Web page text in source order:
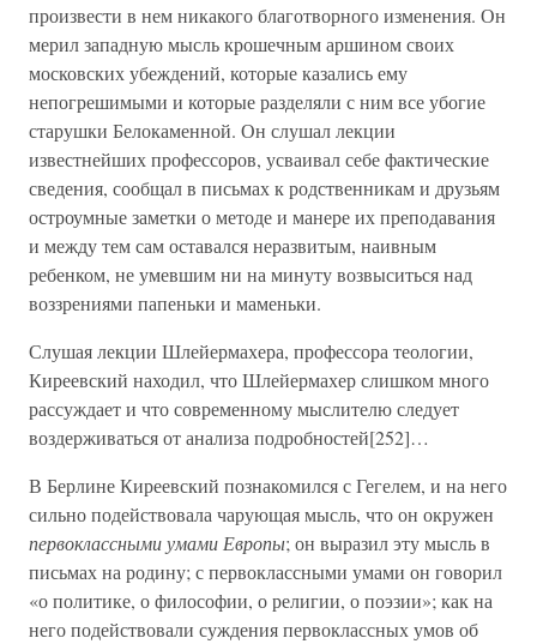
произвести в нем никакого благотворного изменения. Он
мерил западную мысль крошечным аршином своих
московских убеждений, которые казались ему
непогрешимыми и которые разделяли с ним все убогие
старушки Белокаменной. Он слушал лекции
известнейших профессоров, усваивал себе фактические
сведения, сообщал в письмах к родственникам и друзьям
остроумные заметки о методе и манере их преподавания
и между тем сам оставался неразвитым, наивным
ребенком, не умевшим ни на минуту возвыситься над
воззрениями папеньки и маменьки.
Слушая лекции Шлейермахера, профессора теологии,
Киреевский находил, что Шлейермахер слишком много
рассуждает и что современному мыслителю следует
воздерживаться от анализа подробностей[252]…
В Берлине Киреевский познакомился с Гегелем, и на него
сильно подействовала чарующая мысль, что он окружен
первоклассными умами Европы; он выразил эту мысль в
письмах на родину; с первоклассными умами он говорил
«о политике, о философии, о религии, о поэзии»; как на
него подействовали суждения первоклассных умов об